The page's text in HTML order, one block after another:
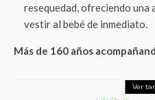
resequedad, ofreciendo una
vestir al bebé de inmediato.
Más de 160 años
Ver